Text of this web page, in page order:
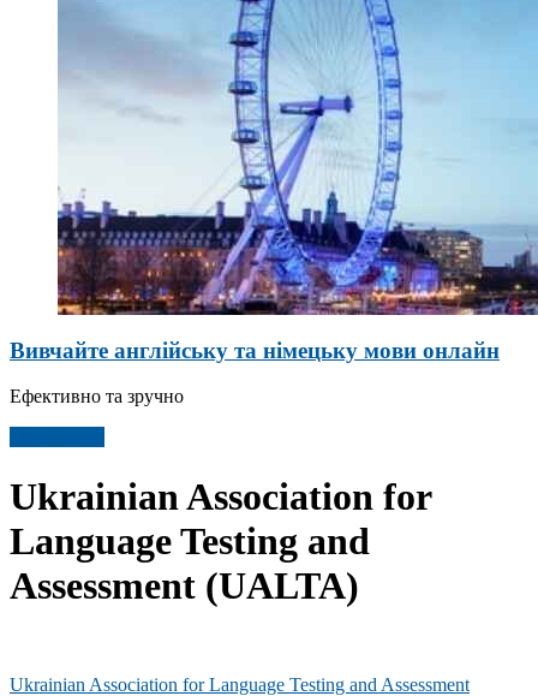
Вивчайте англійську та німецьку мови онлайн
Ефективно та зручно
Ukrainian Association for
Language Testing and
Assessment (UALTA)
Ukrainian Association for Language Testing and Assessment